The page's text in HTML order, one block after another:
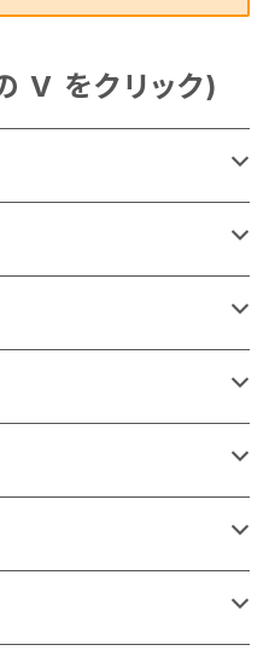
V をクリック)